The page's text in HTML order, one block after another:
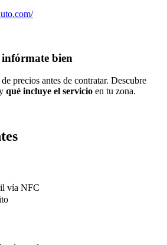
bien
precios antes de contratar. Descubre
qué incluye el servicio en tu zona.
vía NFC